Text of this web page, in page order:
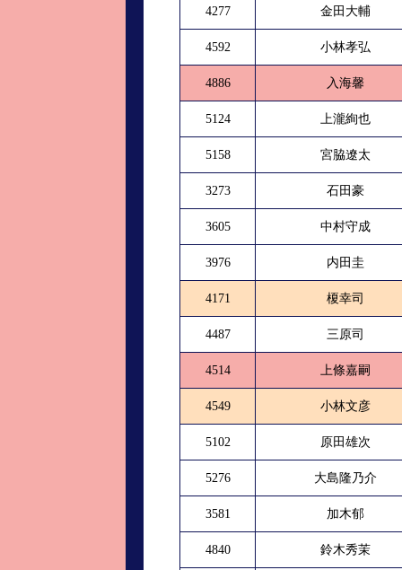
4277 金田大輔
4592 小林孝弘
4886 入海馨
5124 上瀧絢也
5158 宮脇遼太
3273 石田豪
3605 中村守成
3976 内田圭
4171 榎幸司
4487 三原司
4514 上條嘉嗣
4549 小林文彦
5102 原田雄次
5276 大島隆乃介
3581 加木郁
4840 鈴木秀茉